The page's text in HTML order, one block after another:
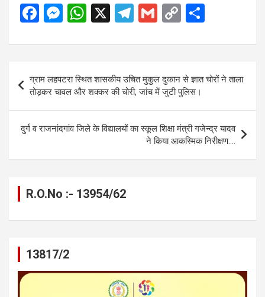
F
ce
o
o
k
M
se
g
er
W
at
A
p
p
X
T
e
a
m
G
ail
C
py
Li
n
k
ar
e
navigation
ग्राम लहपटरा स्थित शासकीय उचित मुकुल दुकान से ज्ञात चोरों ने ताला
तोड़कर चावल और शक्कर की चोरी, जांच में जुटी पुलिस।
दुर्ग व राजनांदगांव जिले के विद्यालयों का स्कूल शिक्षा मंत्री गजेन्द्र यादव
ने किया आकस्मिक निरीक्षण….
R.O.No :- 13954/62
13817/2